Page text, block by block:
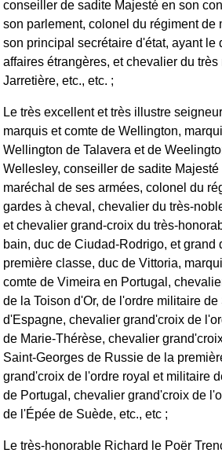
conseiller de sadite Majesté en son
son parlement, colonel du régiment de
son principal secrétaire d'état, ayant le
affaires étrangères, et chevalier du
Jarretière, etc., etc. ;
Le très excellent et très illustre
marquis et comte de Wellington,
Wellington de Talavera et de
Wellesley, conseiller de sadite
maréchal de ses armées, colonel du
gardes à cheval, chevalier du très-
et chevalier grand-croix du très-
bain, duc de Ciudad-Rodrigo, et grand
première classe, duc de Vittoria,
comte de Vimeira en Portugal,
de la Toison d'Or, de l'ordre militaire
d'Espagne, chevalier grand'croix de
de Marie-Thérèse, chevalier
Saint-Georges de Russie de la
grand'croix de l'ordre royal et militaire
de Portugal, chevalier grand'croix de
de l'Épée de Suède, etc., etc ;
Le très-honorable Richard le Poër